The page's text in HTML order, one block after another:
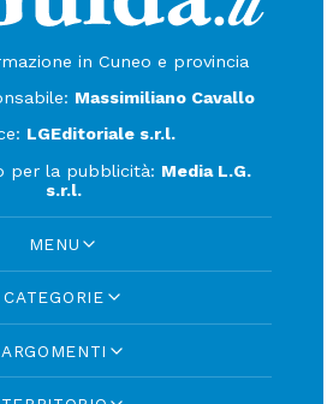
in Cuneo e provincia
Massimiliano Cavallo
LGEditoriale s.r.l.
per la pubblicità: Media L.G.
s.r.l.
MENU
CATEGORIE
ARGOMENTI